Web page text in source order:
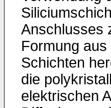
Anschlusses
Formung
Schichten
die
elektrischen